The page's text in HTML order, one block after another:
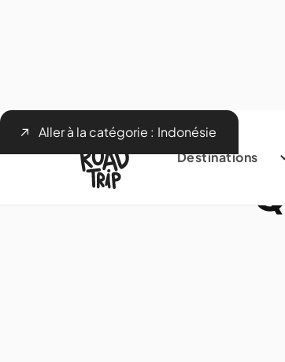
Destinations
Aller à la catégorie : Indonésie